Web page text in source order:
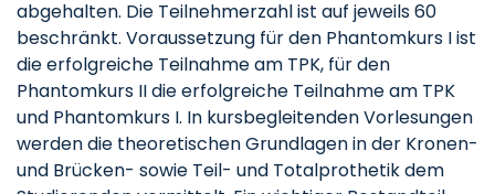
abgehalten. Die Teilnehmerzahl ist auf jeweils 60
beschränkt. Voraussetzung für den Phantomkurs I ist
die erfolgreiche Teilnahme am TPK, für den
Phantomkurs II die erfolgreiche Teilnahme am TPK
und Phantomkurs I. In kursbegleitenden Vorlesungen
werden die theoretischen Grundlagen in der Kronen-
und Brücken- sowie Teil- und Totalprothetik dem